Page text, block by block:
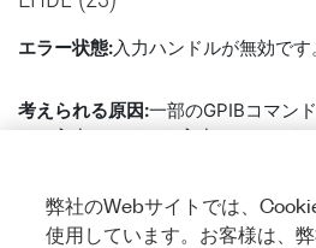
エラー状態:入力ハンドルが無効です
考えられる原因:一部のGPIBコマン
スの入力ハンドルを入力パラメータ
す。弊社のWebサイトでは、
使用しています。お客様は、